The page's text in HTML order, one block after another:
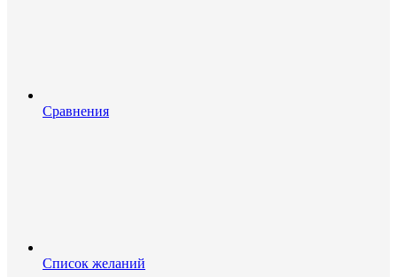
Сравнения
Список желаний